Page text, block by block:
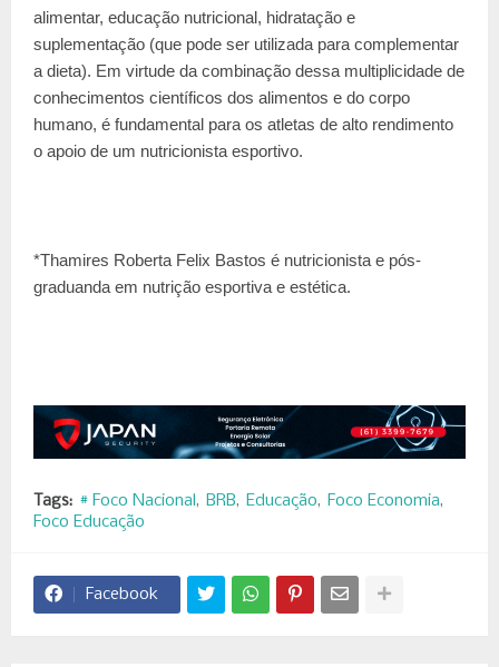
alimentar, educação nutricional, hidratação e
suplementação (que pode ser utilizada para complementar
a dieta). Em virtude da combinação dessa multiplicidade de
conhecimentos científicos dos alimentos e do corpo
humano, é fundamental para os atletas de alto rendimento
o apoio de um nutricionista esportivo.
*Thamires Roberta Felix Bastos é nutricionista e pós-
graduanda em nutrição esportiva e estética.
Tags: # Foco Nacional BRB Educação
Foco Economia
Foco Educação
Facebook